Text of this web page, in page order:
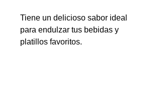
Tiene un delicioso sabor ideal
para endulzar tus bebidas y
platillos favoritos.